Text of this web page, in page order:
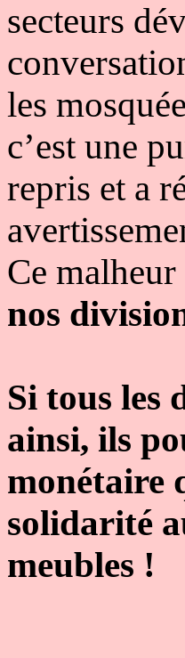
secteurs
les
c’est une
repris et a
Ce
nos
Si tous les
ainsi, ils
monétaire
solidarité
meubles !